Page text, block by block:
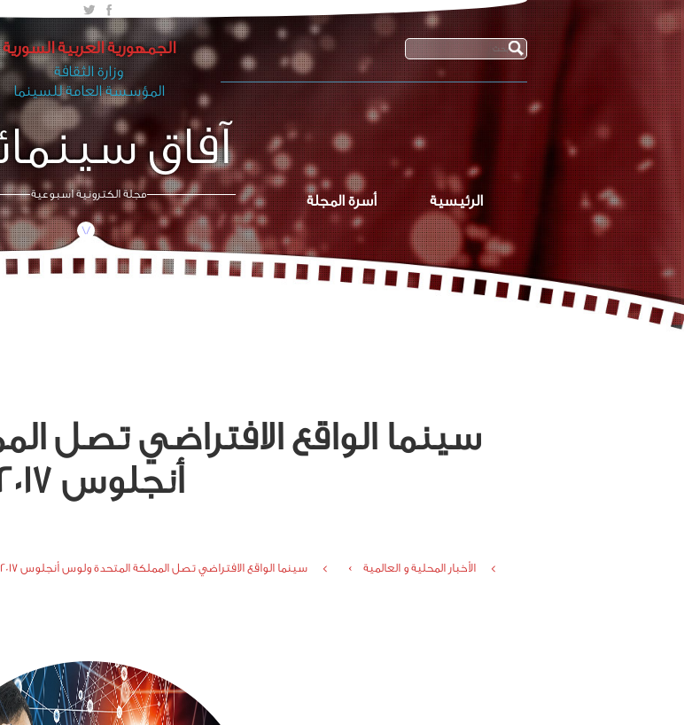
الجمهورية العربية السورية
وزارة الثقافة
المؤسسة العامة للسينما
آفاق
الرئيسية أسرة المجلة مجلة الكترونية اسبوعية
/\
سينما الواقع الافتراضي تصل
أنجلوس 2017
الأخبار المحلية و العالمية › سينما الواقع الافتراضي تصل المملكة المتحدة ولوس أنجلوس 2017 ›